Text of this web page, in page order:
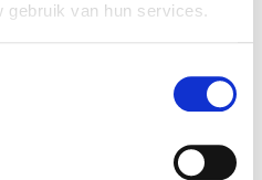
gebruik van hun services.
Britse zacht fruit gigant,